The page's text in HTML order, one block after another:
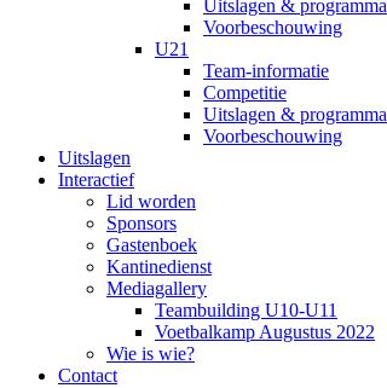
Uitslagen & programma
Voorbeschouwing
U21
Team-informatie
Competitie
Uitslagen & programma
Voorbeschouwing
Uitslagen
Interactief
Lid worden
Sponsors
Gastenboek
Kantinedienst
Mediagallery
Teambuilding U10-U11
Voetbalkamp Augustus 2022
Wie is wie?
Contact